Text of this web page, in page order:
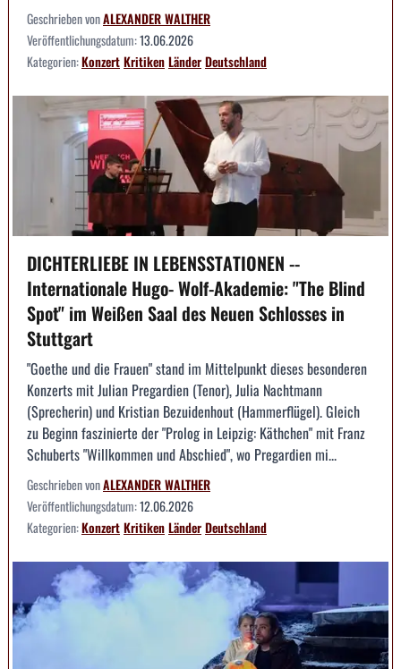
Geschrieben vonALEXANDER WALTHER
Veröffentlichungsdatum:13.06.2026
Kategorien:KonzertKritikenLänderDeutschland
DICHTERLIEBE IN LEBENSSTATIONEN --
Internationale Hugo- Wolf-Akademie: "The Blind
Spot" im Weißen Saal des Neuen Schlosses in
Stuttgart
"Goethe und die Frauen" stand im Mittelpunkt dieses besonderen
Konzerts mit Julian Pregardien (Tenor), Julia Nachtmann
(Sprecherin) und Kristian Bezuidenhout (Hammerflügel). Gleich
zu Beginn faszinierte der "Prolog in Leipzig: Käthchen" mit Franz
Schuberts "Willkommen und Abschied", wo Pregardien mi...
Geschrieben vonALEXANDER WALTHER
Veröffentlichungsdatum:12.06.2026
Kategorien:KonzertKritikenLänderDeutschland